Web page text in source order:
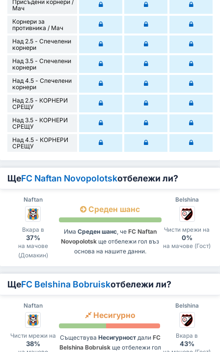
Присъдени корнери /
Mач
Корнери за
противника / Мач
Над 2.5 - Спечелени
корнери
Над 3.5 - Спечелени
корнери
Над 4.5 - Спечелени
корнери
Над 2.5 - КОРНЕРИ
СРЕЩУ
Над 3.5 - КОРНЕРИ
СРЕЩУ
Над 4.5 - КОРНЕРИ
СРЕЩУ
ЩеFC Naftan Novopolotskотбележи ли?
Naftan Belshina
Вкара в
37%
на мачове
(Домакин)
Среден шанс
Има Среден шанс, че FC Naftan
Novopolotsk ще отбележи гол въз
основа на нашите данни.
Чисти мрежи на
0%
на мачове (Гост)
ЩеFC Belshina Bobruiskотбележи ли?
Naftan Belshina
Чисти мрежи на
38%
Несигурно
Съществува Несигурностдали FC
Belshina Bobruiskще отбележи гол
Вкара в
43%